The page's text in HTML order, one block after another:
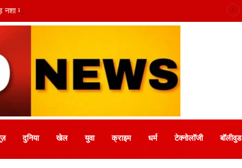
मुक्ति प्रतिज्ञा’ राष्ट्रीय महाअभियान, मंत्री टंकराम वर्मा करेंगे शुभारंभ
दुनिया खेल युवा क्राइम धर्म टेक्नोलॉजी बॉलीवुड